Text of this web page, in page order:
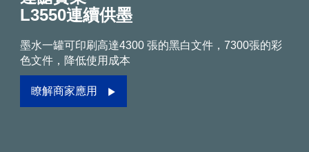
L3550連續供墨
墨水一罐可印刷高達4300 張的黑白文件，7300張的彩
色文件，降低使用成本
瞭解商家應用